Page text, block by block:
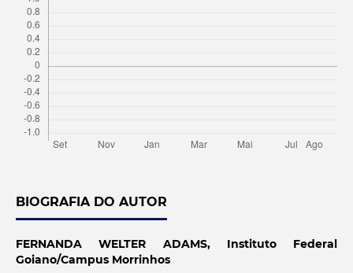
BIOGRAFIA DO AUTOR
FERNANDA WELTER ADAMS, Instituto Federal
Goiano/Campus Morrinhos